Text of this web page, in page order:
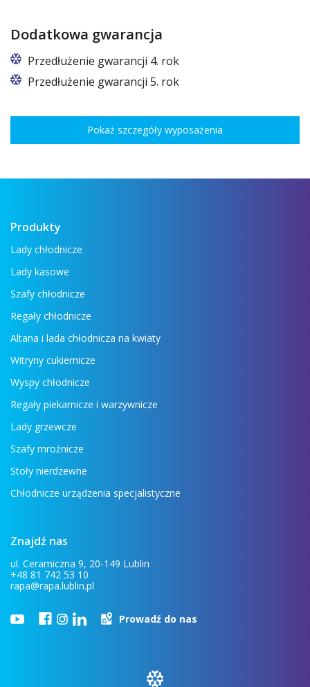
Dodatkowa gwarancja
Przedłużenie gwarancji 4. rok
Przedłużenie gwarancji 5. rok
Pokaż szczegóły wyposażenia
Produkty
Lady chłodnicze
Lady kasowe
Szafy chłodnicze
Regały chłodnicze
Altana i lada chłodnicza na kwiaty
Witryny cukiernicze
Wyspy chłodnicze
Regały piekarnicze i warzywnicze
Lady grzewcze
Szafy mroźnicze
Stoły nierdzewne
Chłodnicze urządzenia specjalistyczne
Znajdź nas
ul. Ceramiczna 9, 20-149 Lublin
+48 81 742 53 10
rapa@rapa.lublin.pl
Prowadź do nas